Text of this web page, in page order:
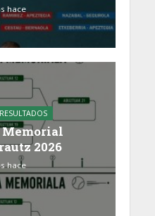
hace
RESULTADOS
2026
hace